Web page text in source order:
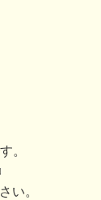
。
い。